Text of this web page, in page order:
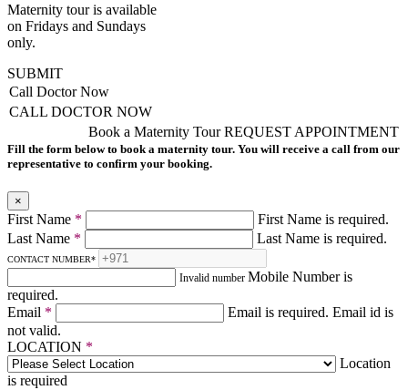
Maternity tour is available
on Fridays and Sundays
only.
SUBMIT
Call Doctor Now
CALL DOCTOR NOW
REQUEST APPOINTMENT
Book a Maternity Tour
Fill the form below to book a maternity tour. You will receive a call from our
representative to confirm your booking.
×
First Name *
First Name is required.
Last Name * Last Name is required.
CONTACT NUMBER*
Invalid number Mobile Number is
required.
Email * Email is required. Email id is
not valid.
LOCATION *
Location
is required